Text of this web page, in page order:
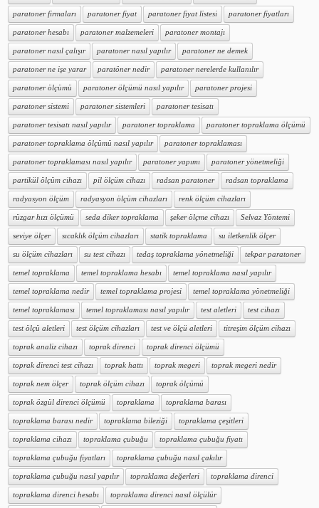
paratoner firmaları paratoner fiyat paratoner fiyat listesi paratoner fiyatları
paratoner hesabı paratoner malzemeleri paratoner montajı
paratoner nasıl çalışır paratoner nasıl yapılır paratoner ne demek
paratoner ne işe yarar paratöner nedir paratoner nerelerde kullanılır
paratoner ölçümü paratoner ölçümü nasıl yapılır paratoner projesi
paratoner sistemi paratoner sistemleri paratoner tesisatı
paratoner tesisatı nasıl yapılır paratoner topraklama paratoner topraklama ölçümü
paratoner topraklama ölçümü nasıl yapılır paratoner topraklaması
paratoner topraklaması nasıl yapılır paratoner yapımı paratoner yönetmeliği
partikül ölçüm cihazı pil ölçüm cihazı radsan paratoner radsan topraklama
radyasyon ölçüm radyasyon ölçüm cihazları renk ölçüm cihazları
rüzgar hızı ölçümü seda diker topraklama şeker ölçme cihazı Selvaz Yöntemi
seviye ölçer sıcaklık ölçüm cihazları statik topraklama su iletkenlik ölçer
su ölçüm cihazları su test cihazı tedaş topraklama yönetmeliği tekpar paratoner
temel topraklama temel topraklama hesabı temel topraklama nasıl yapılır
temel topraklama nedir temel topraklama projesi temel topraklama yönetmeliği
temel topraklaması temel topraklaması nasıl yapılır test aletleri test cihazı
test ölçü aletleri test ölçüm cihazları test ve ölçü aletleri titreşim ölçüm cihazı
toprak analiz cihazı toprak direnci toprak direnci ölçümü
toprak direnci test cihazı toprak hattı toprak megeri toprak megeri nedir
toprak nem ölçer toprak ölçüm cihazı toprak ölçümü
toprak özgül direnci ölçümü topraklama topraklama barası
topraklama barası nedir topraklama bileziği topraklama çeşitleri
topraklama cihazı topraklama çubuğu topraklama çubuğu fiyatı
topraklama çubuğu fiyatları topraklama çubuğu nasıl çakılır
topraklama çubuğu nasıl yapılır topraklama değerleri topraklama direnci
topraklama direnci hesabı topraklama direnci nasıl ölçülür